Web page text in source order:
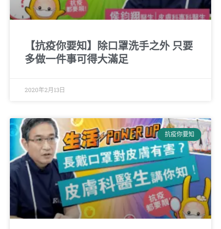
【抗疫你要知】除口罩洗手之外 只要
多做一件事可得大滿足
2020年2月13日
抗疫你要知